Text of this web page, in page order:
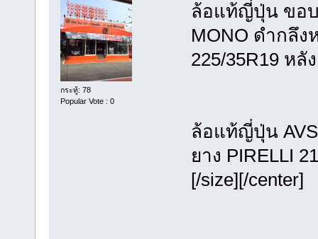
กระทู้: 78
Popular Vote : 0
ล้อแท้ญี่ปุ่น ขอบ
MONO ดำกลึง
225/35R19 หลั
ล้อแท้ญี่ปุ่น AVS
ยาง PIRELLI
[/size][/center]